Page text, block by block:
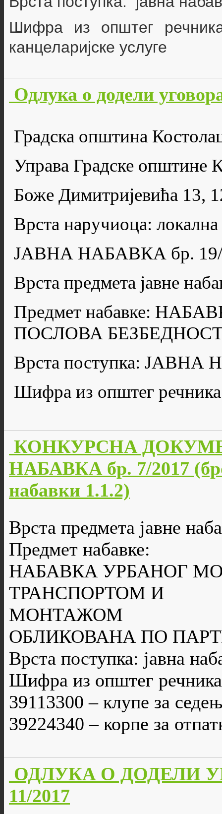
Шифра из општег
канцеларијске услуге
Одлука о додели
Градска општина
Управа Градске општине
Боже Димитријевића 13,
Врста наручиоца:
ЈАВНА НАБАВКА бр. 19/
Врста предмета јавне
Предмет набавке:
ПОСЛОВА
Врста поступка:
Шифра из општег
КОНКУРСНА
НАБАВКА бр. 7/2017
набавки 1.1.2)
Врста предмета јавне
Предмет набавке:
НАБАВКА УРБАНОГ
ТРАНСПОРТОМ И
МОНТАЖОМ
ОБЛИКОВАНА ПО
Врста поступка: јавна
Шифра из општег
39113300 – клупе за
39224340 – корпе за
ОДЛУКА О ДОДЕЛИ
11/2017